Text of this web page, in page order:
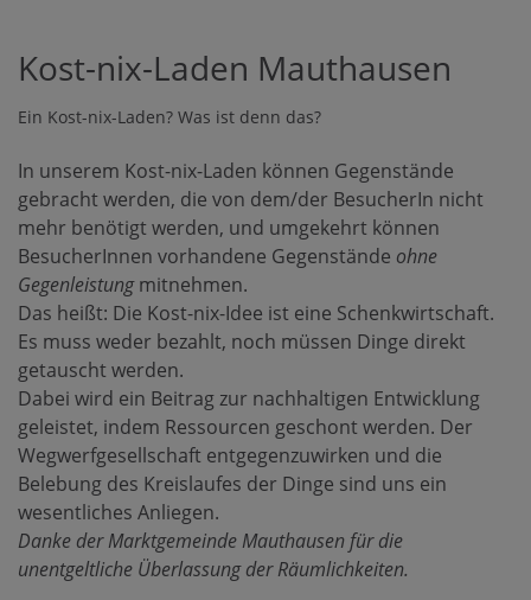
Kost-nix-Laden Mauthausen
Ein Kost-nix-Laden? Was ist denn das?
In unserem Kost-nix-Laden können Gegenstände
gebracht werden, die von dem/der BesucherIn nicht
mehr benötigt werden, und umgekehrt können
BesucherInnen vorhandene Gegenstände ohne
Gegenleistungmitnehmen.
Das heißt: Die Kost-nix-Idee ist eine Schenkwirtschaft.
Es muss weder bezahlt, noch müssen Dinge direkt
getauscht werden.
Dabei wird ein Beitrag zur nachhaltigen Entwicklung
geleistet, indem Ressourcen geschont werden. Der
Wegwerfgesellschaft entgegenzuwirken und die
Belebung des Kreislaufes der Dinge sind uns ein
wesentliches Anliegen.
Danke der Marktgemeinde Mauthausen für die
unentgeltliche Überlassung der Räumlichkeiten.